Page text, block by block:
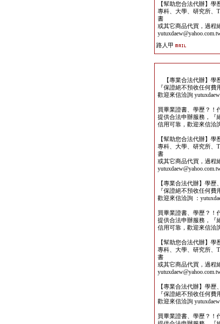
【幫助您合法代辦】
專科、大學、研究所、
書
或其它商品代買，過程
路人甲
【專業合法代辦】學
『保證絕不預收任何
歡迎來信洽詢
買畢業證書、學歷？！
提供合法申辦服務，『
信用可靠，歡迎來信洽
【幫助您合法代辦】
專科、大學、研究所、
書
或其它商品代買，過程
【專業合法代辦】學
『保證絕不預收任何
歡迎來信洽詢 ：
買畢業證書、學歷？！
提供合法申辦服務，『
信用可靠，歡迎來信洽
【幫助您合法代辦】
專科、大學、研究所、
書
或其它商品代買，過程
【專業合法代辦】學
『保證絕不預收任何
歡迎來信洽詢
買畢業證書、學歷？！